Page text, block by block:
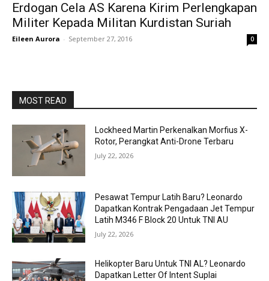
Erdogan Cela AS Karena Kirim Perlengkapan
Militer Kepada Militan Kurdistan Suriah
Eileen Aurora - September 27, 2016 0
MOST READ
Lockheed Martin Perkenalkan Morfius X-
Rotor, Perangkat Anti-Drone Terbaru
July 22, 2026
Pesawat Tempur Latih Baru? Leonardo
Dapatkan Kontrak Pengadaan Jet Tempur
Latih M346 F Block 20 Untuk TNI AU
July 22, 2026
Helikopter Baru Untuk TNI AL? Leonardo
Dapatkan Letter Of Intent Suplai